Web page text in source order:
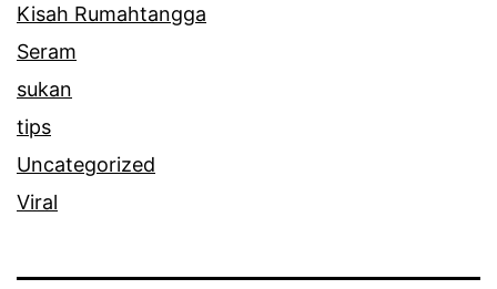
Kisah Rumahtangga
Seram
sukan
tips
Uncategorized
Viral